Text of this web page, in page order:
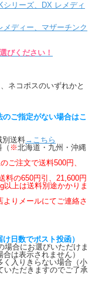
リーズ、DX レメディ
ディー、マザーチンク
びください！
ネコポスのいずれかと
ご指定がない場合はこ
別送料→こちら
※北海道・九州・沖縄
ご注文で送料500円、
料の650円引、21,600円
以上は送料別途かかりま
りメールにてご連絡さ
日数でポスト投函）
場合にお選びいただけま
は表示されません）
く入りきらない場合（小
いただきますのでご了承